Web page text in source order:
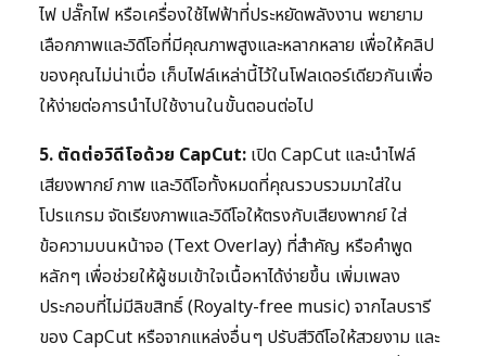
ไฟ ปลั๊กไฟ หรือเครื่องใช้ไฟฟ้าที่ประหยัดพลังงาน พยายาม
เลือกภาพและวิดีโอที่มีคุณภาพสูงและหลากหลาย เพื่อให้คลิป
ของคุณไม่น่าเบื่อ เก็บไฟล์เหล่านี้ไว้ในโฟลเดอร์เดียวกันเพื่อ
ให้ง่ายต่อการนำไปใช้งานในขั้นตอนต่อไป
5. ตัดต่อวิดีโอด้วย CapCut: เปิด CapCut และนำไฟล์
เสียงพากย์ ภาพ และวิดีโอทั้งหมดที่คุณรวบรวมมาใส่ใน
โปรแกรม จัดเรียงภาพและวิดีโอให้ตรงกับเสียงพากย์ ใส่
ข้อความบนหน้าจอ (Text Overlay) ที่สำคัญ หรือคำพูด
หลักๆ เพื่อช่วยให้ผู้ชมเข้าใจเนื้อหาได้ง่ายขึ้น เพิ่มเพลง
ประกอบที่ไม่มีลิขสิทธิ์ (Royalty-free music) จากไลบรารี
ของ CapCut หรือจากแหล่งอื่นๆ ปรับสีวิดีโอให้สวยงาม และ